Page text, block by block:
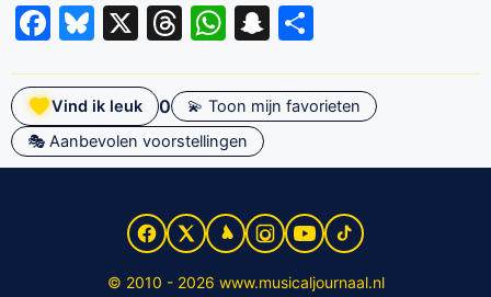
Facebook
Bluesky
X Threads
WhatsApp
Snapchat
Vind ik leuk 0
💫 Toon mijn favorieten
🎭 Aanbevolen voorstellingen
© 2010 - 2026 www.musicaljournaal.nl